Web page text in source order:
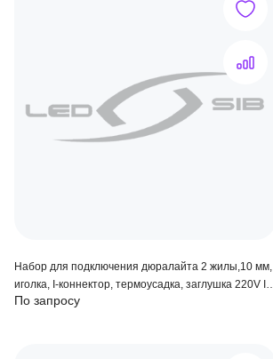
Набор для подключения дюралайта 2 жилы,10 мм,
иголка, I-коннектор, термоусадка, заглушка 220V IP
67
По запросу